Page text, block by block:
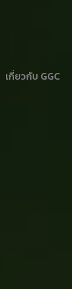
เกี่ยวกับ GGC